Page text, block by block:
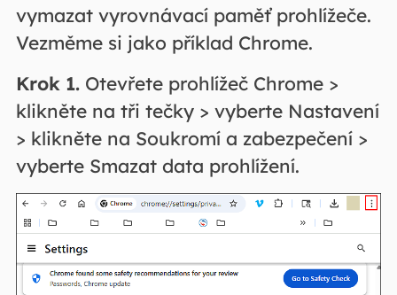
vymazat vyrovnávací paměť prohlížeče.
Vezměme si jako příklad Chrome.
Krok 1.Otevřete prohlížeč Chrome >
klikněte na tři tečky > vyberte Nastavení
> klikněte na Soukromí a zabezpečení >
vyberte Smazat data prohlížení.